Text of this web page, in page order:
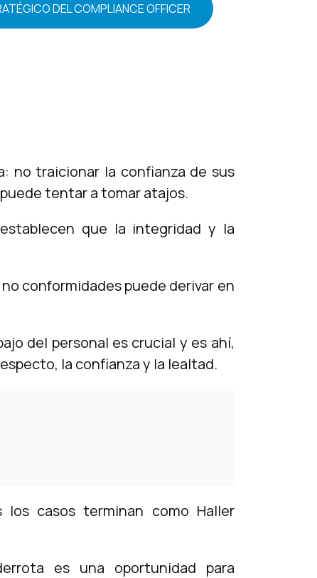
DEL COMPLIANCE OFFICER
no traicionar la confianza de sus
tentar a tomar atajos.
establecen que la integridad y la
conformidades puede derivar en
del personal es crucial y es ahí,
la confianza y la lealtad.
casos terminan como Haller
es una oportunidad para